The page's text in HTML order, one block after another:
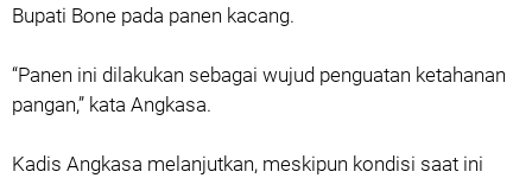
Bupati Bone pada panen kacang.
“Panen ini dilakukan sebagai wujud penguatan ketahanan
pangan,” kata Angkasa.
Kadis Angkasa melanjutkan, meskipun kondisi saat ini